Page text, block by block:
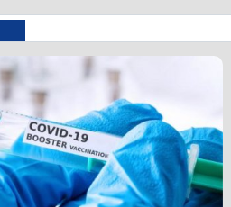
ayırır
imzalayıb. Bu barədə Avropa
Samer Brüsseldə mətbuat konfransı zamanı
və Ukrayna bu gün Avropa
elan etdiyi öhdəliklər çərçivəsində 500
yeni büdcə dəstəyi proqramı imzalayıb. Bu
dəstək” kampaniyası çərçivəsində, mayda
səviyyəli beynəlxalq donor konfransının
elan edilib”, - deyə Samer bildirib.